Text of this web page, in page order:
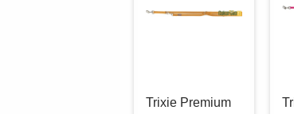
Trixie Premium